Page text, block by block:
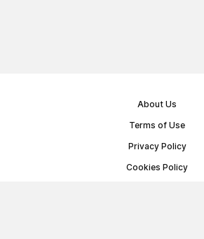
About Us
Terms of Use
Privacy Policy
Cookies Policy